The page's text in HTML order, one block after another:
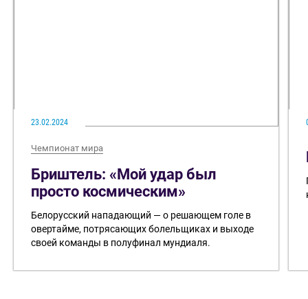
23.02.2024
Чемпионат мира
Бриштель: «Мой удар был
просто космическим»
Белорусский нападающий — о решающем голе в
овертайме, потрясающих болельщиках и выходе
своей команды в полуфинал мундиаля.